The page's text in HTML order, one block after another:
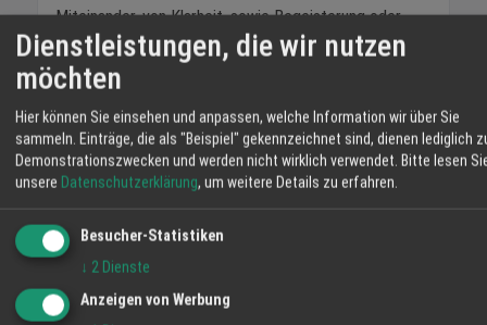
Miteinander, von Klarheit, sowie Begeisterung oder
gelassener Freude. Jeder wird auf seinem persönlichen
Niveau einbezogen. Unser besonderes Anliegen
Therapeuten zu fördern.“
Wenn Sie ernsthaft über eine Ausbildung zum
Heilpraktiker nachdenken, werden Sie sich beim von
uns „fett gedruckten“ abgeholt und auch künftig in
dieser Weise als Therapeut/in auf Ihre Patienten
Einige Worte zum wirtschaftlichen Aspekt:
Dienstleistungen, die wir nutzen
möchten
Hier können Sie einsehen und anpassen, welche Information wir über Sie
sammeln. Einträge, die als "Beispiel" gekennzeichnet sind, dienen lediglich
Demonstrationszwecken und werden nicht wirklich verwendet. Bitte lesen
unsere Datenschutzerklärung, um weitere Details zu erfahren.
Besucher-Statistiken
↓ 2 Dienste
Anzeigen von Werbung